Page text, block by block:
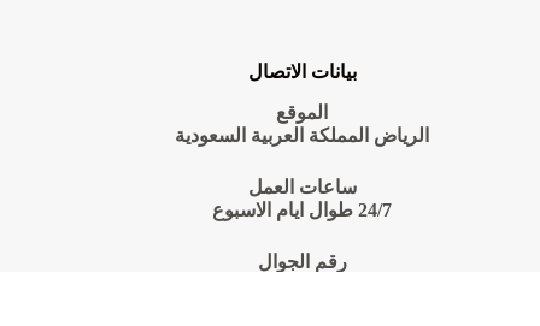
بيانات الاتصال
الموقع
الرياض المملكة العربية السعودية
ساعات العمل
24/7 طوال ايام الاسبوع
رقم الجوال